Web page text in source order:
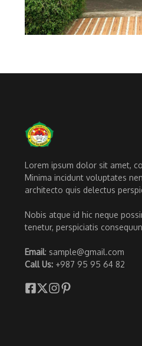
Lorem ipsum dolor sit amet,
Minima incidunt voluptates
architecto quis delectus
Nobis atque id hic neque
tenetur, perspiciatis
Email: sample@gmail.com
Call Us: +987 95 95 64 82